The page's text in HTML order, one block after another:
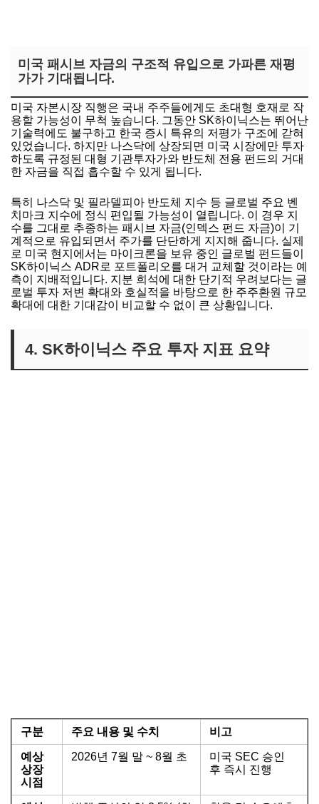
미국 패시브 자금의 구조적 유입으로 가파른 재평
가가 기대됩니다.
미국 자본시장 직행은 국내 주주들에게도 초대형 호재로 작
용할 가능성이 무척 높습니다. 그동안 SK하이닉스는 뛰어난
기술력에도 불구하고 한국 증시 특유의 저평가 구조에 갇혀
있었습니다. 하지만 나스닥에 상장되면 미국 시장에만 투자
하도록 규정된 대형 기관투자가와 반도체 전용 펀드의 거대
한 자금을 직접 흡수할 수 있게 됩니다.
특히 나스닥 및 필라델피아 반도체 지수 등 글로벌 주요 벤
치마크 지수에 정식 편입될 가능성이 열립니다. 이 경우 지
수를 그대로 추종하는 패시브 자금(인덱스 펀드 자금)이 기
계적으로 유입되면서 주가를 단단하게 지지해 줍니다. 실제
로 미국 현지에서는 마이크론을 보유 중인 글로벌 펀드들이
SK하이닉스 ADR로 포트폴리오를 대거 교체할 것이라는 예
측이 지배적입니다. 지분 희석에 대한 단기적 우려보다는 글
로벌 투자 저변 확대와 호실적을 바탕으로 한 주주환원 규모
확대에 대한 기대감이 비교할 수 없이 큰 상황입니다.
4. SK하이닉스 주요 투자 지표 요약
구분 주요 내용 및 수치 비고
예상
상장
시점
2026년 7월 말 ~ 8월 초
미국 SEC 승인
후 즉시 진행